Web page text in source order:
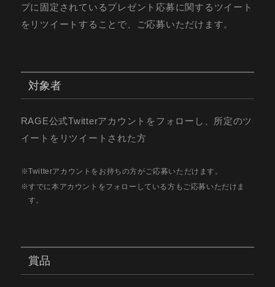
プに固定されているプレゼント応募に関するツイート
をリツイートすることで、ご応募いただけます。
対象者
RAGE公式Twitterアカウントをフォローし、所定のツ
イートをリツイートされた方
Twitterアカウントをお持ちの方がご応募いただけます。
すでに本アカウントをフォローしている方もご応募いただけま
す。
賞品